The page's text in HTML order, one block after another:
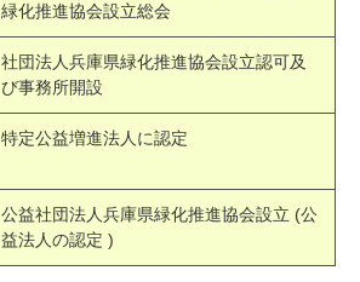
緑化推進協会設立総会
社団法人兵庫県緑化推進協会設立認可及
び事務所開設
特定公益増進法人に認定
公益社団法人兵庫県緑化推進協会設立 (公
益法人の認定 )